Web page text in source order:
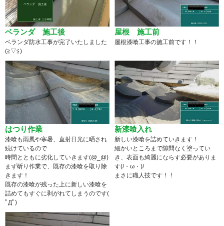
ベランダ 施工後
ベランダ防水工事が完了いたしました
(≧▽≦)
屋根 施工前
屋根漆喰工事の施工前です！！
はつり作業
漆喰も雨風や寒暑、直射日光に晒され
続けているので
時間とともに劣化していきます(@_@)
まず斫り作業で、既存の漆喰を取り除
きます！
既存の漆喰が残った上に新しい漆喰を
詰めてもすぐに剥がれてしまうのです(
ﾟДﾟ)
新漆喰入れ
新しい漆喰を詰めていきます！
細かいところまで隙間なく塗ってい
き、表面も綺麗にならす必要がありま
す(/・ω・)/
まさに職人技です！！